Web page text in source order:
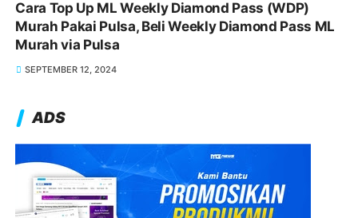
Cara Top Up ML Weekly Diamond Pass (WDP)
Murah Pakai Pulsa, Beli Weekly Diamond Pass ML
Murah via Pulsa
SEPTEMBER 12, 2024
ADS